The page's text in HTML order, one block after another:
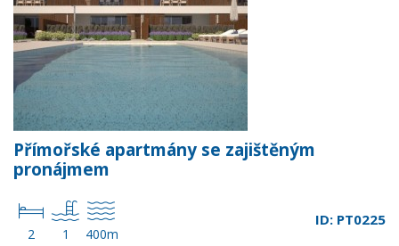
Přímořské apartmány se zajištěným
pronájmem
2 1 400m
ID: PT0225